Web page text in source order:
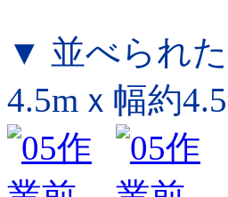
▼ 並べられ
4.5mｘ幅約